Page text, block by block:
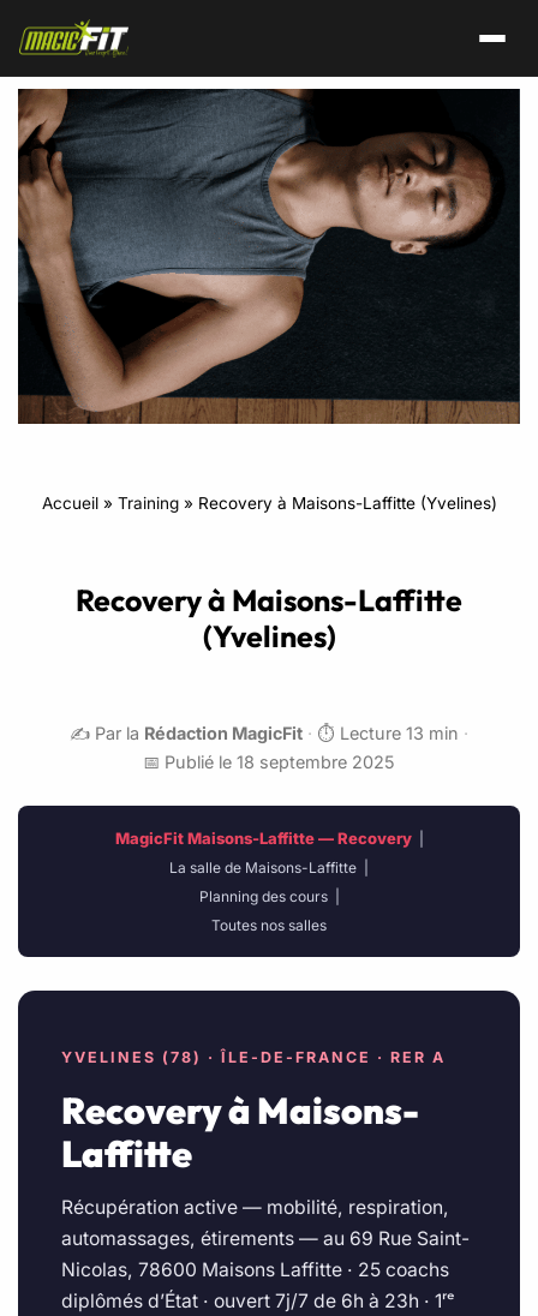
Accueil» Training» Recovery à Maisons-Laffitte (Yvelines)
Recovery à Maisons-Laffitte
(Yvelines)
✍️ Par la Rédaction MagicFit · ⏱️ Lecture 13 min ·
📅 Publié le 18 septembre 2025
MagicFit Maisons-Laffitte — Recovery|
La salle de Maisons-Laffitte
Planning des cours|
Toutes nos salles
YVELINES (78) · ÎLE-DE-FRANCE · RER A
Recovery à Maisons-
Laffitte
Récupération active — mobilité, respiration,
automassages, étirements — au 69 Rue Saint-
Nicolas, 78600 Maisons Laffitte · 25 coachs
diplômés d’État · ouvert 7j/7 de 6h à 23h · 1ʳᵉ